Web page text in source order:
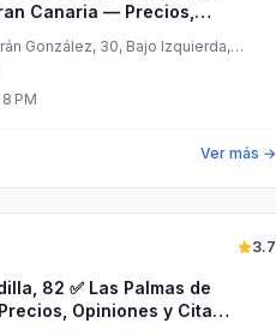
Canaria — Precios,
González, 30, Bajo Izquierda,
Gran Canaria, Las Palmas, España
PM
Ver más →
82 ✅ Las Palmas de
Opiniones y Cita
3.7